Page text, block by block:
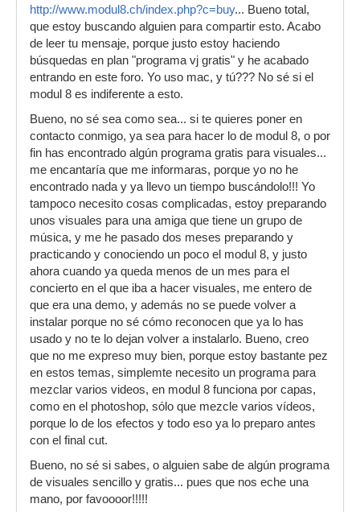
http://www.modul8.ch/index.php?c=buy... Bueno total,
que estoy buscando alguien para compartir esto. Acabo
de leer tu mensaje, porque justo estoy haciendo
búsquedas en plan "programa vj gratis" y he acabado
entrando en este foro. Yo uso mac, y tú??? No sé si el
modul 8 es indiferente a esto.
Bueno, no sé sea como sea... si te quieres poner en
contacto conmigo, ya sea para hacer lo de modul 8, o por
fin has encontrado algún programa gratis para visuales...
me encantaría que me informaras, porque yo no he
encontrado nada y ya llevo un tiempo buscándolo!!! Yo
tampoco necesito cosas complicadas, estoy preparando
unos visuales para una amiga que tiene un grupo de
música, y me he pasado dos meses preparando y
practicando y conociendo un poco el modul 8, y justo
ahora cuando ya queda menos de un mes para el
concierto en el que iba a hacer visuales, me entero de
que era una demo, y además no se puede volver a
instalar porque no sé cómo reconocen que ya lo has
usado y no te lo dejan volver a instalarlo. Bueno, creo
que no me expreso muy bien, porque estoy bastante pez
en estos temas, simplemte necesito un programa para
mezclar varios videos, en modul 8 funciona por capas,
como en el photoshop, sólo que mezcle varios vídeos,
porque lo de los efectos y todo eso ya lo preparo antes
con el final cut.
Bueno, no sé si sabes, o alguien sabe de algún programa
de visuales sencillo y gratis... pues que nos eche una
mano, por favoooor!!!!!